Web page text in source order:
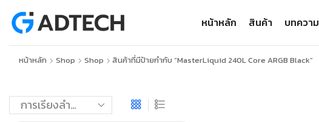
หน้าหลัก สินค้า บทความ
หน้าหลัก Shop Shop สินค้าที่มีป้ายกำกับ “MasterLiquid 240L Core ARGB Black”